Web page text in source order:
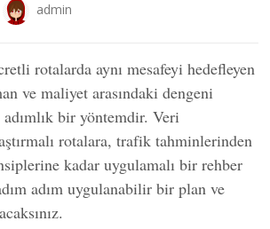
admin
rotalarda aynı mesafeyi hedefleyen
ve maliyet arasındaki dengeni
bir yöntemdir. Veri
rotalara, trafik tahminlerinden
kadar uygulamalı bir rehber
adım uygulanabilir bir plan ve